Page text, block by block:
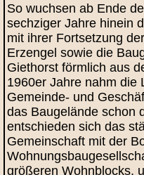
So wuchsen ab Ende
sechziger Jahre hinein
mit ihrer Fortsetzung
Erzengel sowie die
Giethorst förmlich aus
1960er Jahre nahm die
Gemeinde- und
das Baugelände schon
entschieden sich das
Gemeinschaft mit der
größeren Wohnblocks,